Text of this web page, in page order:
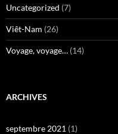
Uncategorized (7)
Viêt-Nam (26)
Voyage, voyage… (14)
ARCHIVES
septembre 2021 (1)